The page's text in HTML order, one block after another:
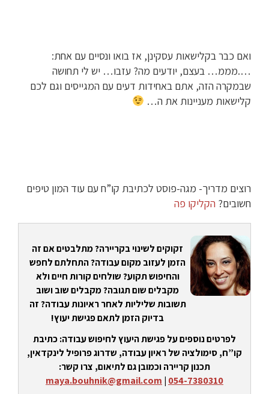
ואם כבר בקלישאות עסקינן, אז בואו ונסיים עם אחת:
….מממ… בעצם, יודעים מה? עזבו… יש לי תחושה
שבמקרה הזה, אתם באחידות דעים עם המגייסים וגם לכם
קלישאות מעניינות את ה…
רוצים מדריך- מגה-פוסט לכתיבת קו”ח עם עוד המון טיפים
חשובים? הקליקו פה
זקוקים לשינוי בקריירה? מתלבטים אם זה
הזמן לעזוב מקום עבודה? התחלתם לחפש
והחיפוש תקוע? שולחים קורות חיים ולא
מקבלים שום תגובה? מקבלים שוב ושוב
תשובות שליליות לאחר ראיונות עבודה? זה
בדיוק הזמן לתאם פגישת יעוץ!
לפרטים נוספים על פגישת היעוץ לחיפוש עבודה: כתיבת
קו”ח, סימולציה של ראיון עבודה, שדרוג פרופיל לינקדאין,
תכנון קריירה וכמובן גם לתיאום, צרו קשר:
054-7380310
|
maya.bouhnik@gmail.com